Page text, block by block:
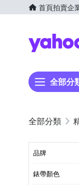
首頁拍賣企
全部分
品牌
錶帶顏色